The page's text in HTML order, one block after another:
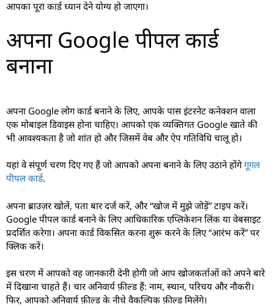
आपका पूरा कार्ड ध्यान देने योग्य हो जाएगा।
अपना Google पीपल कार्ड
बनाना
अपना Google लोग कार्ड बनाने के लिए, आपके पास इंटरनेट कनेक्शन वाला
एक मोबाइल डिवाइस होना चाहिए। आपको एक व्यक्तिगत Google खाते की
भी आवश्यकता है जो शांत हो और जिसमें वेब और ऐप गतिविधि चालू हो।
यहां वे संपूर्ण चरण दिए गए हैं जो आपको अपना बनाने के लिए उठाने होंगेगूगल
पीपल कार्ड.
अपना ब्राउज़र खोलें, पता बार दर्ज करें, और “खोज में मुझे जोड़ें” टाइप करें।
Google पीपल कार्ड बनाने के लिए आधिकारिक एप्लिकेशन लिंक या वेबसाइट
प्रदर्शित करेगा। अपना कार्ड विकसित करना शुरू करने के लिए “आरंभ करें” पर
क्लिक करें।
इस चरण में आपको वह जानकारी देनी होगी जो आप खोजकर्ताओं को अपने बारे
में दिखाना चाहते हैं। चार अनिवार्य फ़ील्ड हैं: नाम, स्थान, परिचय और नौकरी।
फिर, आपको अनिवार्य फ़ील्ड के नीचे वैकल्पिक फ़ील्ड मिलेंगे।